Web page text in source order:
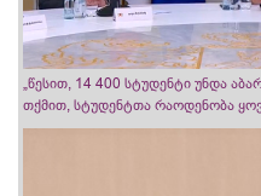
„წესით, 14 400 სტუდენტი უნდა
თქმით, სტუდენტთა რაოდენობა